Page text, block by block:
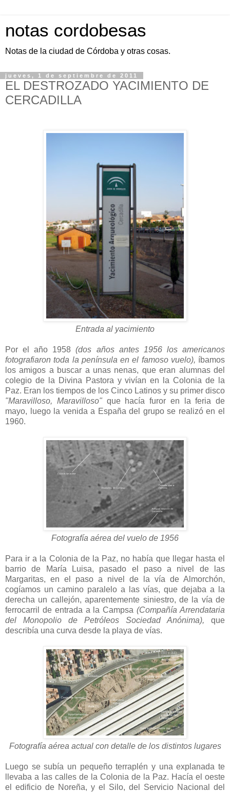
notas cordobesas
Notas de la ciudad de Córdoba y otras cosas.
jueves, 1 de septiembre de 2011
EL DESTROZADO YACIMIENTO DE
CERCADILLA
Entrada al yacimiento
Por el año 1958 (dos años antes 1956 los americanos
fotografiaron toda la península en el famoso vuelo), íbamos
los amigos a buscar a unas nenas, que eran alumnas del
colegio de la Divina Pastora y vivían en la Colonia de la
Paz. Eran los tiempos de los Cinco Latinos y su primer disco
"Maravilloso, Maravilloso" que hacía furor en la feria de
mayo, luego la venida a España del grupo se realizó en el
1960.
Fotografía aérea del vuelo de 1956
Para ir a la Colonia de la Paz, no había que llegar hasta el
barrio de María Luisa, pasado el paso a nivel de las
Margaritas, en el paso a nivel de la vía de Almorchón,
cogíamos un camino paralelo a las vías, que dejaba a la
derecha un callejón, aparentemente siniestro, de la vía de
ferrocarril de entrada a la Campsa(Compañía Arrendataria
del Monopolio de Petróleos Sociedad Anónima), que
describía una curva desde la playa de vías.
Fotografía aérea actual con detalle de los distintos lugares
Luego se subía un pequeño terraplén y una explanada te
llevaba a las calles de la Colonia de la Paz. Hacía el oeste
el edificio de Noreña, y el Silo, del Servicio Nacional del